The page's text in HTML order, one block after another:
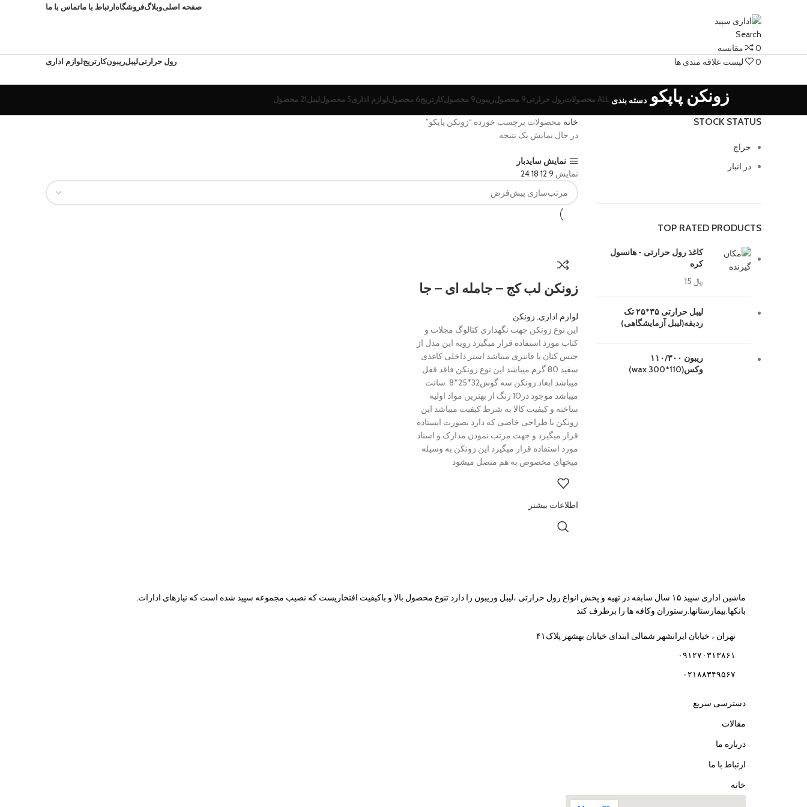
صفحه اصلیوبلاگفروشگاهارتباط با ماتماس با ما
Search
0
مقایسه
0
لیست علاقه مندی ها رول حرارتیلیبلریبونکارتریجلوازم اداری
زونکن پاپکو دسته بندی ALL محصولاترول حرارتی9 محصول ریبون9 محصول کارتریج6 محصول لوازم اداری5 محصول لیبل21 محصول
STOCK STATUS
حراج
در انبار
TOP RATED PRODUCTS
کاغذ رول حرارتی - هانسول
کره
﷼
لیبل حرارتی ۳۵*۲۵ تک
ردیفه(لیبل آزمایشگاهی)
ریبون ۱۱۰/۳۰۰
وکس(110*300 wax)
خانه محصولات برچسب خورده “زونکن پاپکو”
در حال نمایش یک نتیجه
نمایش سایدبار
نمایش 9
12
18
24
زونکن لب کج – جامله ای – جا
لوازم اداری, زونکن
این نوع زونکن جهت نگهداری کتالوگ مجلات و
کتاب مورد استفاده قرار میگیرد رویه این مدل از
جنس کتان یا فانتزی میباشد استر داخلی کاغذی
سفید 80 گرم میباشد این نوع زونکن فاقد قفل
میباشد ابعاد زونکن سه گوش32*25*8 سانت
میباشد موجود در10 رنگ از بهترین مواد اولیه
ساخته و کیفیت کالا به شرط کیفیت میباشد این
زونکن با طراحی خاصی که دارد بصورت ایستاده
قرار میگیرد و جهت مرتب نمودن مدارک و اسناد
مورد استفاده قرار میگیرد این زونکن به وسیله
میخهای مخصوص به هم متصل میشود
اطلاعات بیشتر
ماشین اداری سپید ۱۵ سال سابقه در تهیه و پخش انواع رول حرارتی ،لیبل وریبون را دارد تنوع محصول بالا و باکیفیت افتخاریست که نصیب مجموعه سپید شده است که نیازهای ادارات.
بانکها.بیمارستانها.رستوران و‌کافه ها را برطرف کند
تهران ، خیابان ایرانشهر شمالی ابتدای خیابان بهشهر پلاک۴۱
۰۹۱۲۷۰۳۱۳۸۶۱
۰۲۱۸۸۳۴۹۵۶۷
دسترسی سریع
مقالات
درباره ما
ارتباط با ما
خانه